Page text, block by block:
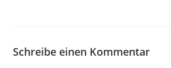
Schreibe einen Kommentar